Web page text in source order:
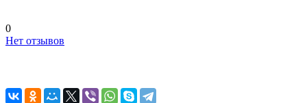
0
Нет отзывов